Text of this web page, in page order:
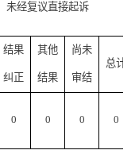
未经复议直接起诉
结果
纠正
其他
结果
尚未
审结
总计
0 0 0 0